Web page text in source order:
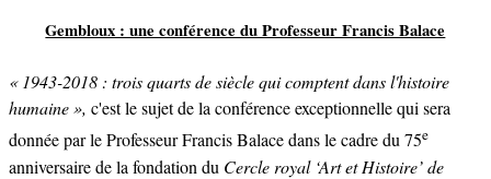
Gembloux : une conférence du Professeur Francis Balace
« 1943-2018 : trois quarts de siècle qui comptent dans l'histoire
humaine », c'est le sujet de la conférence exceptionnelle qui sera
donnée par le Professeur Francis Balace dans le cadre du 75e
anniversaire de la fondation du Cercle royal ‘Art et Histoire’ de